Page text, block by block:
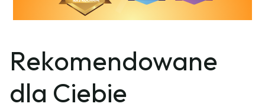
Rekomendowane
dla Ciebie